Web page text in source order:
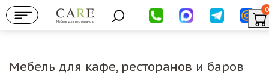
Мебель для ресторанов
0
Мебель для кафе, ресторанов и баров